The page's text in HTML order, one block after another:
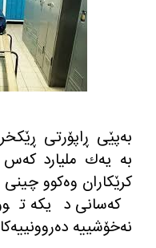
به‌پێی ڕاپۆرتی
به‌ یه‌ك ملیارد
كرێکاران وه‌كوو
كه‌سانی دیكه‌
نه‌خۆشییه‌